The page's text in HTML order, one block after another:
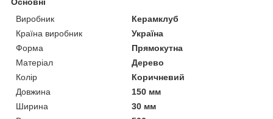
Виробник
Керамклуб
Країна виробник
Україна
Форма
Прямокутна
Матеріал
Дерево
Колір
Коричневий
Довжина
150 мм
Ширина
30 мм